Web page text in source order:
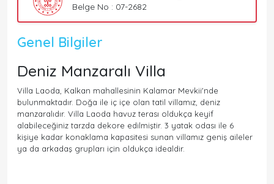
Belge No : 07-2682
Genel Bilgiler
Deniz Manzaralı Villa
Villa Laoda, Kalkan mahallesinin Kalamar Mevkii'nde
bulunmaktadır. Doğa ile iç içe olan tatil villamız, deniz
manzaralıdır. Villa Laoda havuz terası oldukça keyif
alabileceğiniz tarzda dekore edilmiştir. 3 yatak odası ile 6
kişiye kadar konaklama kapasitesi sunan villamız geniş aileler
ya da arkadaş grupları için oldukça idealdir.